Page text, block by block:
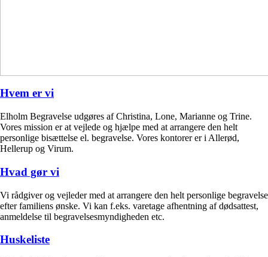
Hvem er vi
Elholm Begravelse udgøres af Christina, Lone, Marianne og Trine.
Vores mission er at vejlede og hjælpe med at arrangere den helt
personlige bisættelse el. begravelse. Vores kontorer er i Allerød,
Hellerup og Virum.
Hvad gør vi
Vi rådgiver og vejleder med at arrangere den helt personlige begravelse
efter familiens ønske. Vi kan f.eks. varetage afhentning af dødsattest,
anmeldelse til begravelsesmyndigheden etc.
Huskeliste